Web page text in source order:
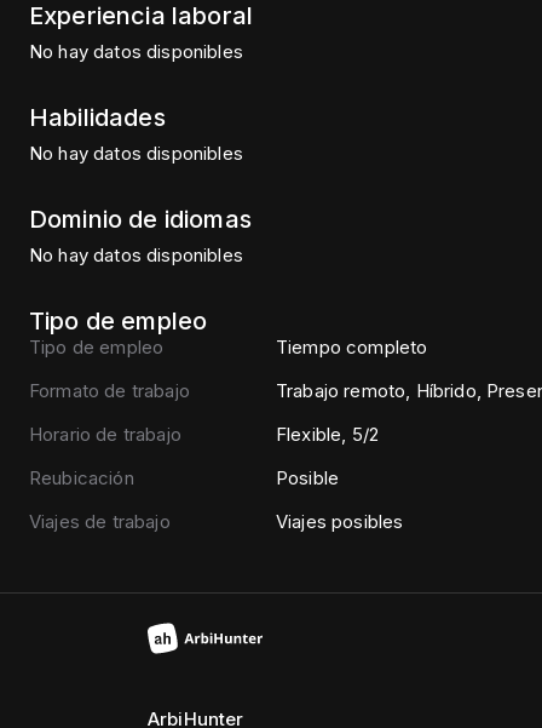
Experiencia laboral
No hay datos disponibles
Habilidades
No hay datos disponibles
Dominio de idiomas
No hay datos disponibles
Tipo de empleo
Tipo de empleo
Tiempo completo
Formato de trabajo
Trabajo remoto, Híbrido,
Horario de trabajo
Flexible, 5/2
Reubicación
Posible
Viajes de trabajo
Viajes posibles
ArbiHunter